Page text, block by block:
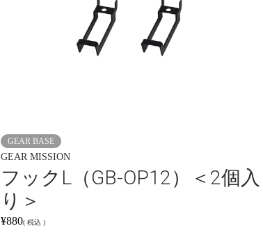
GEAR BASE
GEAR MISSION
フックL（GB-OP12）＜2個入
り＞
¥880 税込